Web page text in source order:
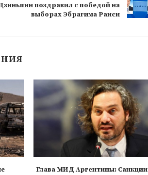
поздравил с победой на
выборах Эбрагима Раиси
Глава МИД Аргентины: Санкции